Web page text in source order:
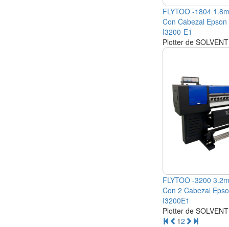
FLYTOO -1804 1.8m
Con Cabezal Epson
I3200-E1
Plotter de
FLYTOO -3200 3.2m
Con 2 Cabezal
I3200E1
Plotter de
12